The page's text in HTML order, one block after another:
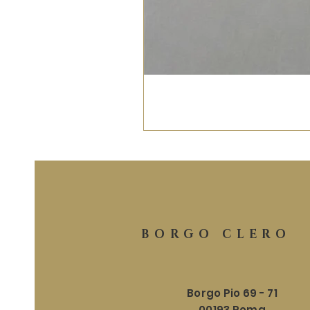
BORGO CLERO
Borgo Pio 69 - 71